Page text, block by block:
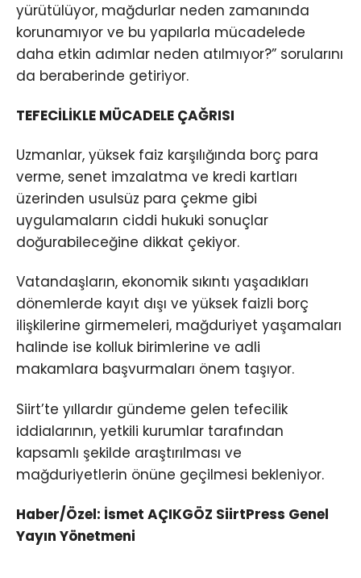
yürütülüyor, mağdurlar neden zamanında
korunamıyor ve bu yapılarla mücadelede
daha etkin adımlar neden atılmıyor?” sorularını
da beraberinde getiriyor.
TEFECİLİKLE MÜCADELE ÇAĞRISI
Uzmanlar, yüksek faiz karşılığında borç para
verme, senet imzalatma ve kredi kartları
üzerinden usulsüz para çekme gibi
uygulamaların ciddi hukuki sonuçlar
doğurabileceğine dikkat çekiyor.
Vatandaşların, ekonomik sıkıntı yaşadıkları
dönemlerde kayıt dışı ve yüksek faizli borç
ilişkilerine girmemeleri, mağduriyet yaşamaları
halinde ise kolluk birimlerine ve adli
makamlara başvurmaları önem taşıyor.
Siirt’te yıllardır gündeme gelen tefecilik
iddialarının, yetkili kurumlar tarafından
kapsamlı şekilde araştırılması ve
mağduriyetlerin önüne geçilmesi bekleniyor.
Haber/Özel: İsmet AÇIKGÖZ SiirtPress Genel
Yayın Yönetmeni